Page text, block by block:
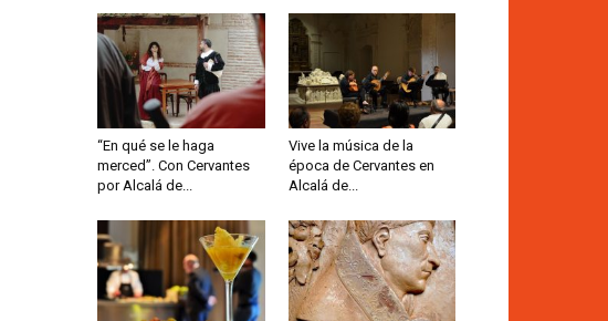
“En qué se le haga
merced”. Con Cervantes
por Alcalá de...
Vive la música de la
época de Cervantes en
Alcalá de...